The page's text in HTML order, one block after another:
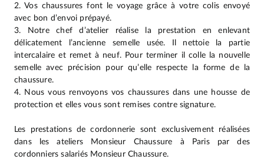
2. Vos chaussures font le voyage grâce à votre colis envoyé
avec bon d’envoi prépayé.
3. Notre chef d’atelier réalise la prestation en enlevant
délicatement l’ancienne semelle usée. Il nettoie la partie
intercalaire et remet à neuf. Pour terminer il colle la nouvelle
semelle avec précision pour qu’elle respecte la forme de la
chaussure.
4. Nous vous renvoyons vos chaussures dans une housse de
protection et elles vous sont remises contre signature.
Les prestations de cordonnerie sont exclusivement réalisées
dans les ateliers Monsieur Chaussure à Paris par des
cordonniers salariés Monsieur Chaussure.